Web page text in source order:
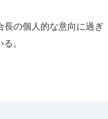
の個人的な意向に過ぎ
。